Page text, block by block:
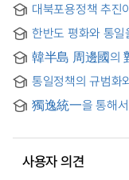
대북포용정책 추진
study on the
Korean
한반도 평화와 통
사회교리를 중심
Catholic Church
Peninsula
韓半島 周
통일정책의 규범화
獨逸統一을 통해
사용자 의견